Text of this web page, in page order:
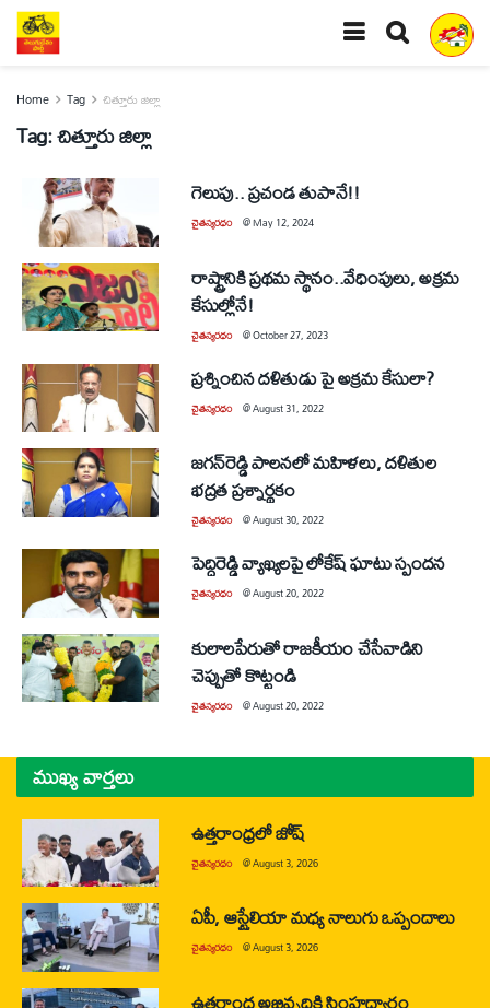
Home Tag చిత్తూరు జిల్లా
Tag:చిత్తూరు జిల్లా
గెలుపు.. ప్రచండ తుపానే!!
చైతన్యరధం @May 12, 2024
రాష్ట్రానికి ప్రథమ స్థానం..వేధింపులు, అక్రమ
కేసుల్లోనే!
చైతన్యరధం @October 27, 2023
ప్రశ్నించిన దళితుడు పై అక్రమ కేసులా?
చైతన్యరధం @August 31, 2022
జగన్‌రెడ్డి పాలనలో మహిళలు, దళితుల
భద్రత ప్రశ్నార్థకం
చైతన్యరధం @August 30, 2022
పెద్దిరెడ్డి వ్యాఖ్యలపై లోకేష్‌ ఘాటు స్పందన
చైతన్యరధం @August 20, 2022
కులాలపేరుతో రాజకీయం చేసేవాడిని
చెప్పుతో కొట్టండి
చైతన్యరధం @August 20, 2022
ముఖ్య వార్తలు
ఉత్తరాంధ్రలో జోష్
చైతన్యరధం @August 3, 2026
ఏపీ, ఆస్ట్రేలియా మధ్య నాలుగు ఒప్పందాలు
చైతన్యరధం @August 3, 2026